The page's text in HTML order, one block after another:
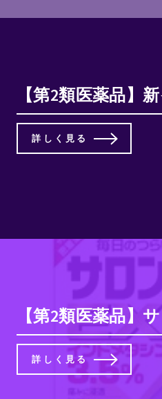
【第2類医薬品】
詳しく見る
【第2類医薬品】
詳しく見る